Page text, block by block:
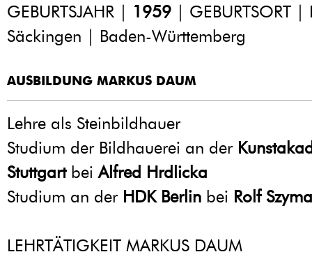
GEBURTSJAHR | 1959 | GEBURTSORT |
Säckingen | Baden-Württemberg
AUSBILDUNG MARKUS DAUM
Lehre als Steinbildhauer
Studium der Bildhauerei an der
Stuttgartbei Alfred Hrdlicka
Studium an der HDK Berlin bei Rolf
LEHRTÄTIGKEIT MARKUS DAUM